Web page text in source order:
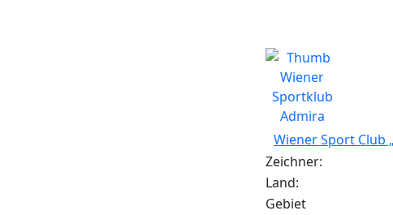
Wiener Sport Club
Zeichner:
Land:
Gebiet